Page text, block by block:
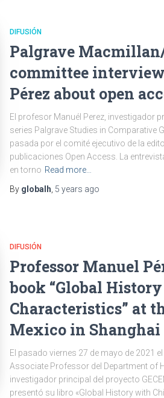
DIFUSIÓN
Palgrave
committee
Pérez about open
El profesor Manuél Perez, investigador
series Palgrave Studies in Comparative
pasada por el comité ejecutivo de la
publicaciones Open Access. La
en torno Read more…
By globalh 5 years ago
DIFUSIÓN
Professor Manuel
book “Global
Characteristics” at
Mexico in Shanghai
El pasado viernes 27 de mayo de 2021
Associate Professor del Department of
investigador principal del proyecto
presentó su libro «Global History with